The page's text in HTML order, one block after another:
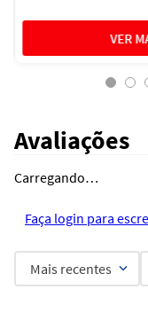
Avaliações
Carregando…
Faça login para
Mais recentes